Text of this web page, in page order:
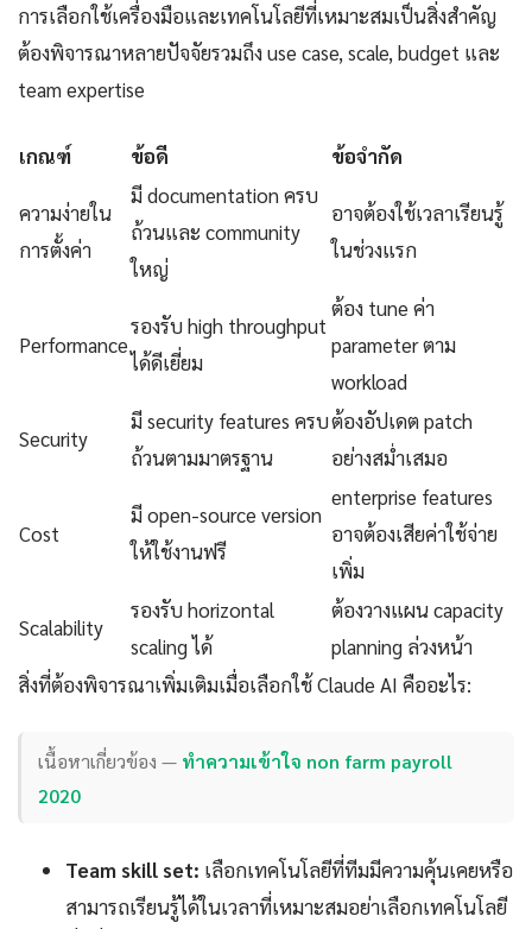
การเลือกใช้เครื่องมือและเทคโนโลยีที่เหมาะสมเป็นสิ่งสำคัญ
ต้องพิจารณาหลายปัจจัยรวมถึง use case, scale, budget และ
team expertise
เกณฑ์ ข้อดี ข้อจำกัด
ความง่ายใน
การตั้งค่า
มี documentation ครบ
ถ้วนและ community
ใหญ่
อาจต้องใช้เวลาเรียนรู้
ในช่วงแรก
Performance
รองรับ high throughput
ได้ดีเยี่ยม
ต้อง tune ค่า
parameter ตาม
workload
Security
มี security features ครบ
ถ้วนตามมาตรฐาน
ต้องอัปเดต patch
อย่างสม่ำเสมอ
Cost
มี open-source version
ให้ใช้งานฟรี
enterprise features
อาจต้องเสียค่าใช้จ่าย
เพิ่ม
Scalability
รองรับ horizontal
scaling ได้
ต้องวางแผน capacity
planning ล่วงหน้า
สิ่งที่ต้องพิจารณาเพิ่มเติมเมื่อเลือกใช้ Claude AI คืออะไร:
เนื้อหาเกี่ยวข้อง — ทำความเข้าใจ non farm payroll
2020
Team skill set: เลือกเทคโนโลยีที่ทีมมีความคุ้นเคยหรือ
สามารถเรียนรู้ได้ในเวลาที่เหมาะสมอย่าเลือกเทคโนโลยี